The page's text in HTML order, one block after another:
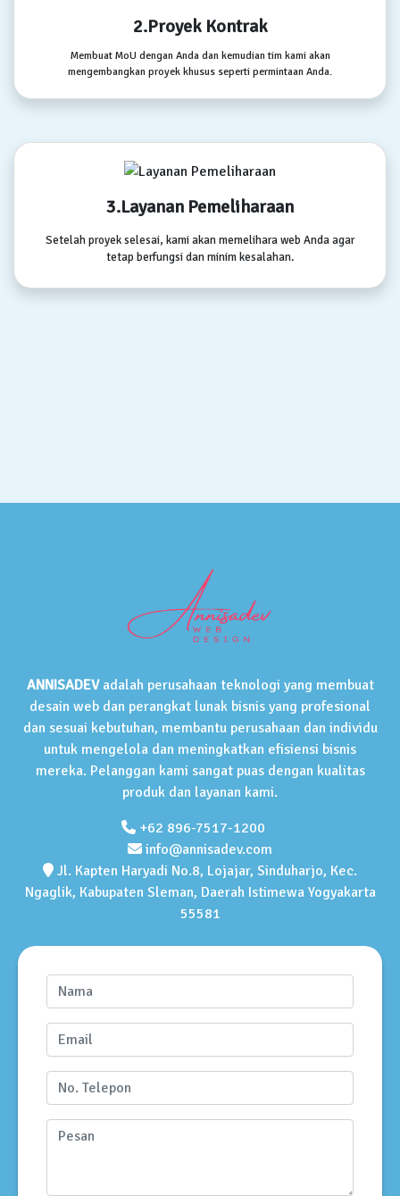
2.Proyek Kontrak
Membuat MoU dengan Anda dan kemudian tim kami akan
mengembangkan proyek khusus seperti permintaan Anda.
3.Layanan Pemeliharaan
Setelah proyek selesai, kami akan memelihara web Anda agar
tetap berfungsi dan minim kesalahan.
ANNISADEVadalah perusahaan teknologi yang membuat
desain web dan perangkat lunak bisnis yang profesional
dan sesuai kebutuhan, membantu perusahaan dan individu
untuk mengelola dan meningkatkan efisiensi bisnis
mereka. Pelanggan kami sangat puas dengan kualitas
produk dan layanan kami.
+62 896-7517-1200
info@annisadev.com
Jl. Kapten Haryadi No.8, Lojajar, Sinduharjo, Kec.
Ngaglik, Kabupaten Sleman, Daerah Istimewa Yogyakarta
55581